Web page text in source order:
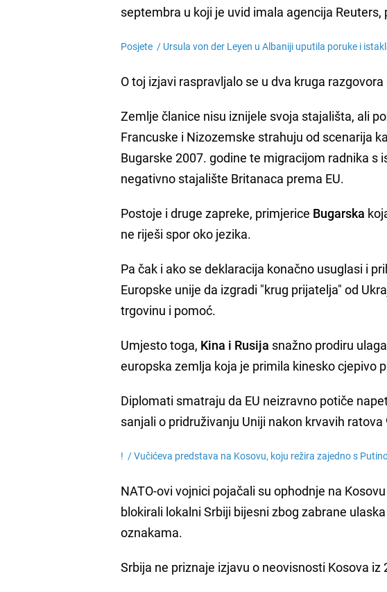
septembra u koji je uvid imala agencija Reuters,
Posjete / Ursula von der Leyen u Albaniji uputila poruke i
O toj izjavi raspravljalo se u dva kruga razgovora
Zemlje članice nisu iznijele svoja stajališta, ali
Francuske i Nizozemske strahuju od scenarija
Bugarske 2007. godine te migracijom radnika s
negativno stajalište Britanaca prema EU.
Postoje i druge zapreke, primjerice Bugarska
ne riješi spor oko jezika.
Pa čak i ako se deklaracija konačno usuglasi i
Europske unije da izgradi "krug prijatelja" od
trgovinu i pomoć.
Umjesto toga, Kina i Rusija snažno prodiru
europska zemlja koja je primila kinesko cjepivo
Diplomati smatraju da EU neizravno potiče
sanjali o pridruživanju Uniji nakon krvavih
! /Vučićeva predstava na Kosovu, koju režira zajedno s
NATO-ovi vojnici pojačali su ophodnje na
blokirali lokalni Srbiji bijesni zbog zabrane
oznakama.
Srbija ne priznaje izjavu o neovisnosti Kosova